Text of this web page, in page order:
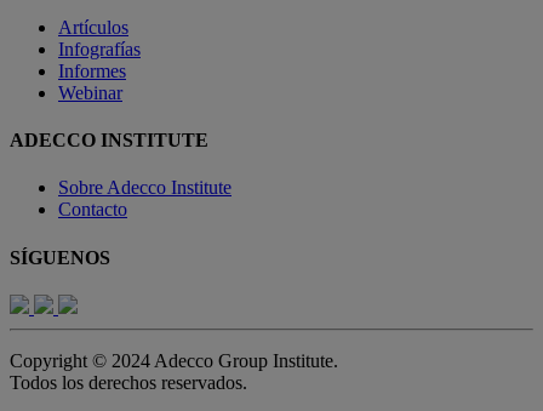
Artículos
Infografías
Informes
Webinar
ADECCO INSTITUTE
Sobre Adecco Institute
Contacto
SÍGUENOS
Copyright © 2024 Adecco Group Institute.
Todos los derechos reservados.